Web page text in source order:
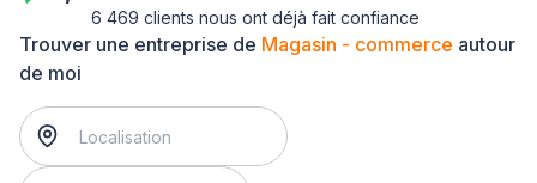
Trouver une entreprise de Magasin - commerce autour
de moi
6 469 clients nous ont déjà fait confiance